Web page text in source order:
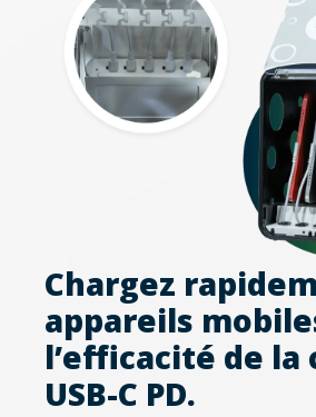
Chargez
appareils
l’efficacité de la
USB-C PD.